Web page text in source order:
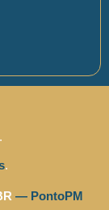
.
.
— PontoPM